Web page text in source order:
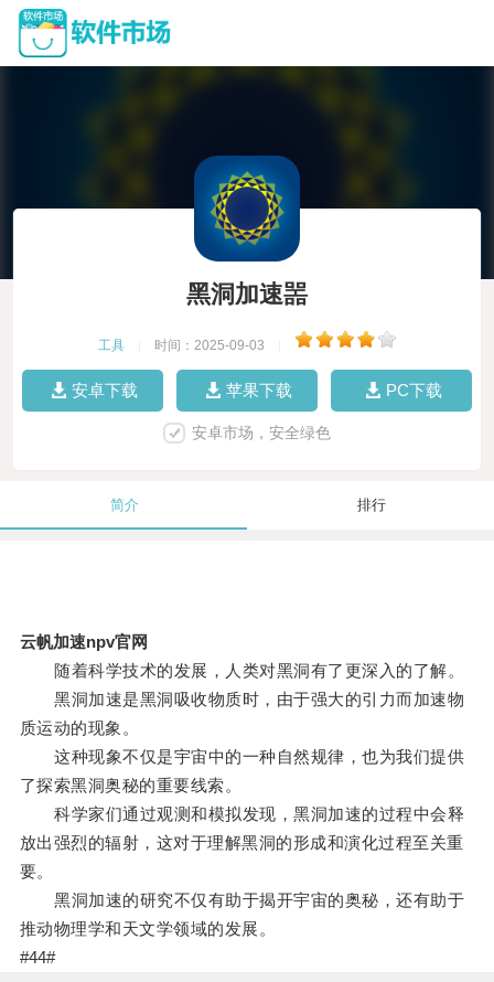
黑洞加速噐
工具 时间：2025-09-03
安卓下载 苹果下载 PC下载
安卓市场，安全绿色
简介 排行
云帆加速npv官网
随着科学技术的发展，人类对黑洞有了更深入的了解。
黑洞加速是黑洞吸收物质时，由于强大的引力而加速物
质运动的现象。
这种现象不仅是宇宙中的一种自然规律，也为我们提供
了探索黑洞奥秘的重要线索。
科学家们通过观测和模拟发现，黑洞加速的过程中会释
放出强烈的辐射，这对于理解黑洞的形成和演化过程至关重
要。
黑洞加速的研究不仅有助于揭开宇宙的奥秘，还有助于
推动物理学和天文学领域的发展。
#44#